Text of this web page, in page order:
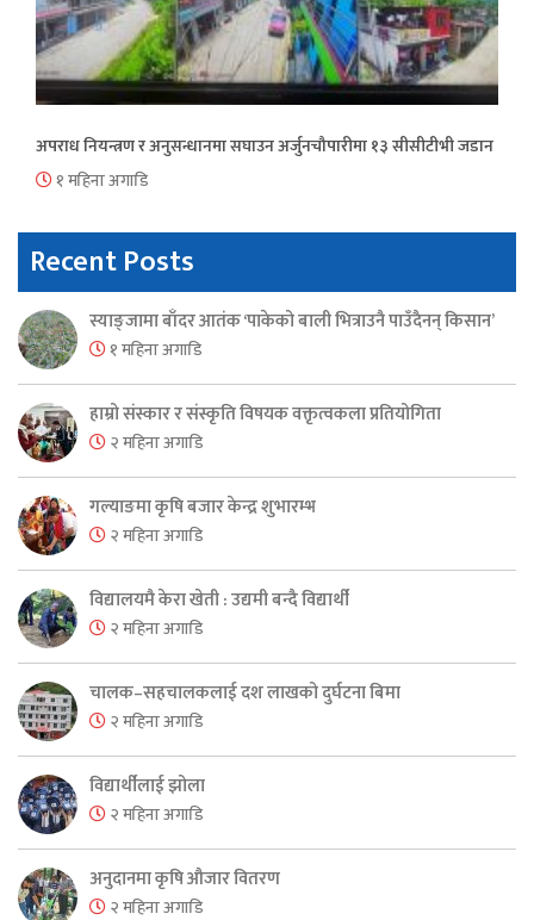
अपराध नियन्त्रण र अनुसन्धानमा सघाउन अर्जुनचौपारीमा १३ सीसीटीभी जडान
१ महिना अगाडि
Recent Posts
स्याङ्जामा बाँदर आतंक ‘पाकेको बाली भित्राउनै पाउँदैनन् किसान’
१ महिना अगाडि
हाम्रो संस्कार र संस्कृति विषयक वक्तृत्वकला प्रतियोगिता
२ महिना अगाडि
गल्याङमा कृषि बजार केन्द्र शुभारम्भ
२ महिना अगाडि
विद्यालयमै केरा खेती : उद्यमी बन्दै विद्यार्थी
२ महिना अगाडि
चालक–सहचालकलाई दश लाखको दुर्घटना बिमा
२ महिना अगाडि
विद्यार्थीलाई झोला
२ महिना अगाडि
अनुदानमा कृषि औजार वितरण
२ महिना अगाडि